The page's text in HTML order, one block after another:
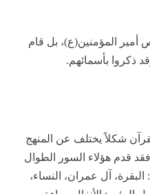
المؤمنين(ع)، بل قام
ذكروا بأسمائهم.
شكلاً يختلف عن المنهج
قدم هؤلاء السور الطوال
البقرة، آل عمران، النساء،